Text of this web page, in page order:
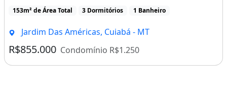
153m² de Área Total 3 Dormitórios 1 Banheiro
Jardim Das Américas, Cuiabá - MT
R$855.000 Condomínio R$1.250